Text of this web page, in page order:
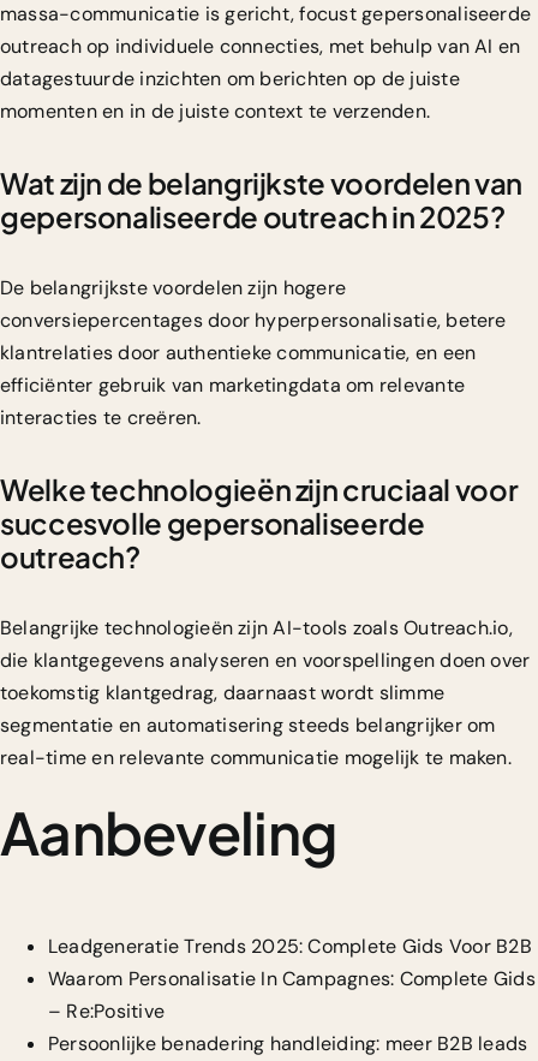
massa-communicatie is gericht, focust gepersonaliseerde
outreach op individuele connecties, met behulp van AI en
datagestuurde inzichten om berichten op de juiste
momenten en in de juiste context te verzenden.
Wat zijn de belangrijkste voordelen van
gepersonaliseerde outreach in 2025?
De belangrijkste voordelen zijn hogere
conversiepercentages door hyperpersonalisatie, betere
klantrelaties door authentieke communicatie, en een
efficiënter gebruik van marketingdata om relevante
interacties te creëren.
Welke technologieën zijn cruciaal voor
succesvolle gepersonaliseerde
outreach?
Belangrijke technologieën zijn AI-tools zoalsOutreach.io,
die klantgegevens analyseren en voorspellingen doen over
toekomstig klantgedrag, daarnaast wordt slimme
segmentatie en automatisering steeds belangrijker om
real-time en relevante communicatie mogelijk te maken.
Aanbeveling
Leadgeneratie Trends 2025: Complete Gids Voor B2B
Waarom Personalisatie In Campagnes: Complete Gids
– Re:Positive
Persoonlijke benadering handleiding: meer B2B leads